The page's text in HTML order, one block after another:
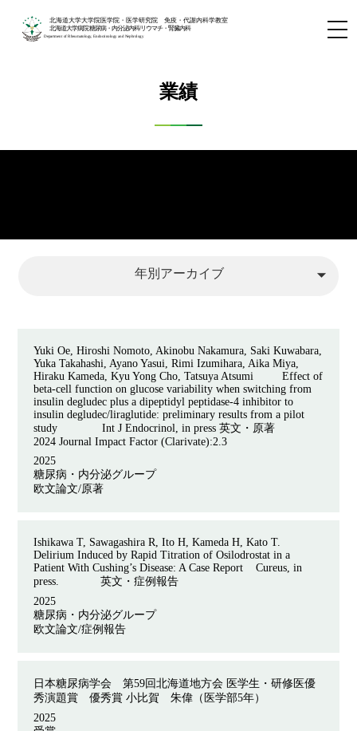
北海道大学大学院医学院・医学研究院 免疫・代謝内科学教室
北海道大学病院 糖尿病・内分泌内科/リウマチ・腎臓内科
Department of Rheumatology, Endocrinology and Nephrology
業績
年別アーカイブ arrow_drop_down
Yuki Oe, Hiroshi Nomoto, Akinobu Nakamura, Saki Kuwabara,
Yuka Takahashi, Ayano Yasui, Rimi Izumihara, Aika Miya,
Hiraku Kameda, Kyu Yong Cho, Tatsuya Atsumi Effect of
beta-cell function on glucose variability when switching from
insulin degludec plus a dipeptidyl peptidase-4 inhibitor to
insulin degludec/liraglutide: preliminary results from a pilot
study Int J Endocrinol, in press英文・原著
2024 Journal Impact Factor (Clarivate):2.3
2025
糖尿病・内分泌グループ
欧文論文/原著
Ishikawa T, Sawagashira R, Ito H, Kameda H, Kato T.
Delirium Induced by Rapid Titration of Osilodrostat in a
Patient With Cushing’s Disease: A Case Report Cureus, in
press. 英文・症例報告
2025
糖尿病・内分泌グループ
欧文論文/症例報告
日本糖尿病学会 第59 回北海道地方会 医学生・研修医優
秀演題賞 優秀賞 小比賀 朱偉（医学部5年）
2025